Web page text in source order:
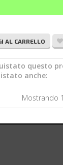
AL CARRELLO
questo
anche:
Mostrando